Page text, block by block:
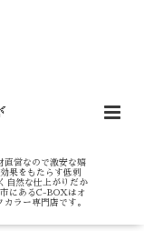
直営なので激安な嬉
果をもたらす低刺
自然な仕上がりだか
にあるC-BOXはオ
ラー専門店です。